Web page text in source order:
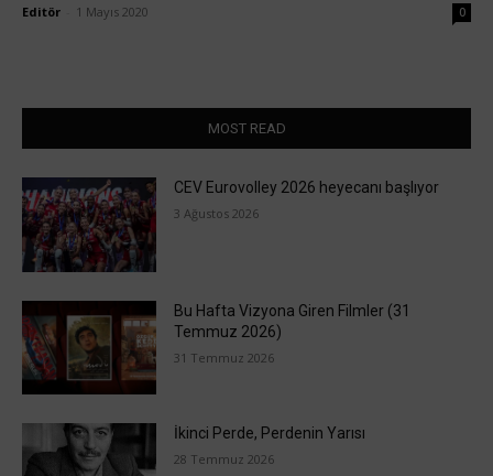
Editör 1 Mayıs 2020 0
MOST READ
CEV Eurovolley 2026 heyecanı başlıyor
3 Ağustos 2026
Bu Hafta Vizyona Giren Filmler (31
Temmuz 2026)
31 Temmuz 2026
İkinci Perde, Perdenin Yarısı
28 Temmuz 2026